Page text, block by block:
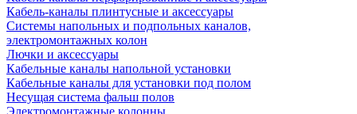
Кабель-каналы плинтусные и аксессуары
Системы напольных и подпольных каналов,
электромонтажных колон
Лючки и аксессуары
Кабельные каналы напольной установки
Кабельные каналы для установки под полом
Несущая система фальш полов
Электромонтажные колонны